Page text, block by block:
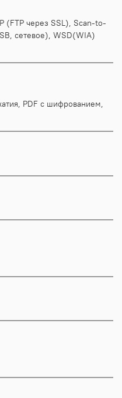
(FTP через SSL), Scan-to-
сетевое), WSD(WIA)
PDF с шифрованием,